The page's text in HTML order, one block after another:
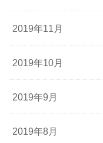
2019年11月
2019年10月
2019年9月
2019年8月